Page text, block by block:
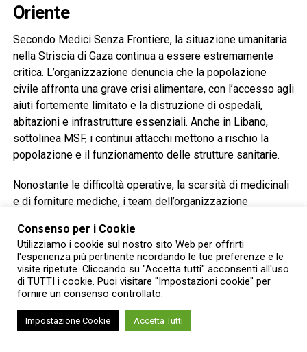
Oriente
Secondo Medici Senza Frontiere, la situazione umanitaria
nella Striscia di Gaza continua a essere estremamente
critica. L’organizzazione denuncia che la popolazione
civile affronta una grave crisi alimentare, con l’accesso agli
aiuti fortemente limitato e la distruzione di ospedali,
abitazioni e infrastrutture essenziali. Anche in Libano,
sottolinea MSF, i continui attacchi mettono a rischio la
popolazione e il funzionamento delle strutture sanitarie.
Nonostante le difficoltà operative, la scarsità di medicinali
e di forniture mediche, i team dell’organizzazione
conflitto.
“Dietro ogni emergenza umanitaria ci sono persone che
hanno bisogno di cure, protezione e assistenza”, afferma
Laura Perrotta, direttrice raccolta fondi di MSF Italia. “Con
questa iniziativa vogliamo ricordare che basta un gesto
semplice come un gelato per mettersi dalla parte giusta,
Consenso per i Cookie
Utilizziamo i cookie sul nostro sito Web per offrirti
l'esperienza più pertinente ricordando le tue preferenze e le
visite ripetute. Cliccando su "Accetta tutti" acconsenti all'uso
di TUTTI i cookie. Puoi visitare "Impostazioni cookie" per
fornire un consenso controllato.
Impostazione Cookie Accetta Tutti